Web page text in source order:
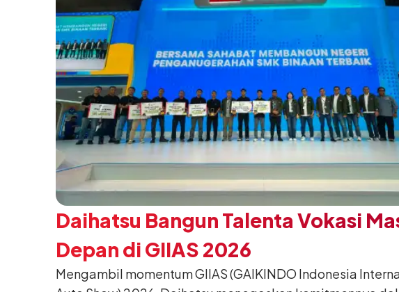
Daihatsu Bangun Talenta Vokasi
Depan di GIIAS 2026
Mengambil momentum GIIAS (GAIKINDO Indonesia